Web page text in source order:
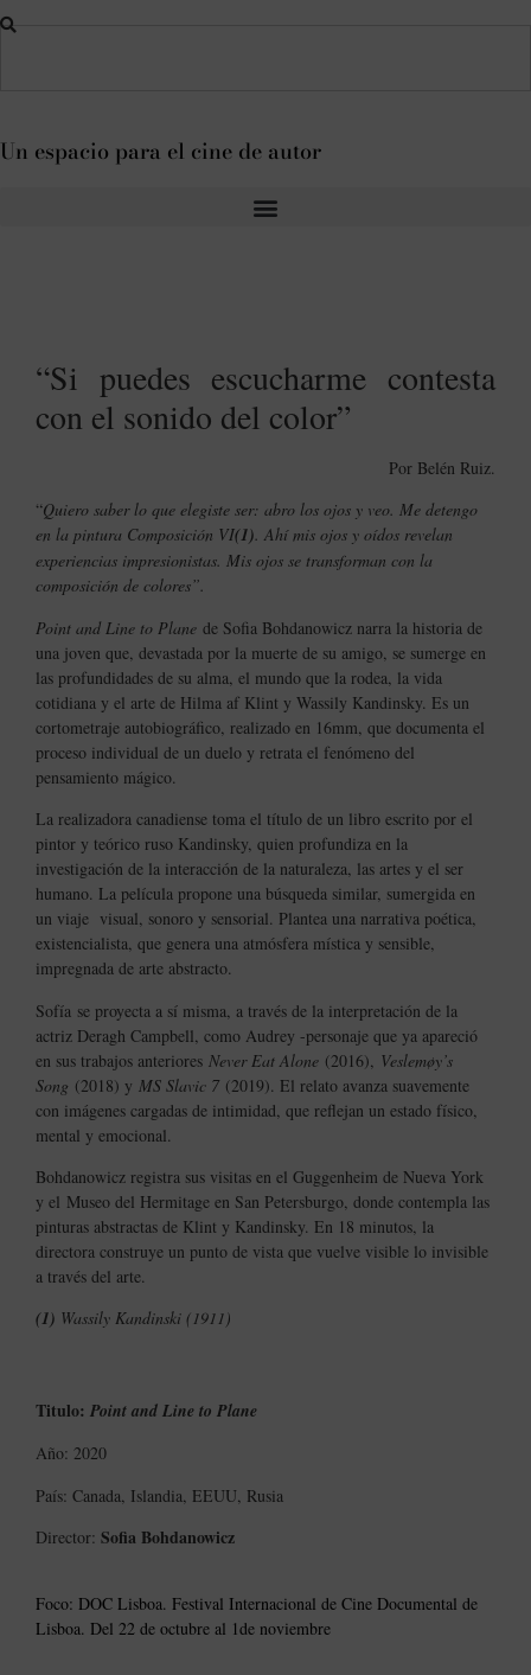
Un espacio para el cine de autor
“Si puedes escucharme contesta
con el sonido del color”
Por Belén Ruiz.
“Quiero saber lo que elegiste ser: abro los ojos y veo. Me detengo
en la pintura Composición VI(1). Ahí mis ojos y oídos revelan
experiencias impresionistas. Mis ojos se transforman con la
composición de colores”.
Point and Line to Plane de Sofia Bohdanowicz narra la historia de
una joven que, devastada por la muerte de su amigo, se sumerge en
las profundidades de su alma, el mundo que la rodea, la vida
cotidiana y el arte de Hilma af Klint y Wassily Kandinsky. Es un
cortometraje autobiográfico, realizado en 16mm, que documenta el
proceso individual de un duelo y retrata el fenómeno del
pensamiento mágico.
La realizadora canadiense toma el título de un libro escrito por el
pintor y teórico ruso Kandinsky, quien profundiza en la
investigación de la interacción de la naturaleza, las artes y el ser
humano. La película propone una búsqueda similar, sumergida en
un viaje visual, sonoro y sensorial. Plantea una narrativa poética,
existencialista, que genera una atmósfera mística y sensible,
impregnada de arte abstracto.
Sofía se proyecta a sí misma, a través de la interpretación de la
actriz Deragh Campbell, como Audrey -personaje que ya apareció
en sus trabajos anteriores Never Eat Alone (2016), Veslemøy’s
Song (2018) y MS Slavic 7 (2019). El relato avanza suavemente
con imágenes cargadas de intimidad, que reflejan un estado físico,
mental y emocional.
Bohdanowicz registra sus visitas en el Guggenheim de Nueva York
y el Museo del Hermitage en San Petersburgo, donde contempla las
pinturas abstractas de Klint y Kandinsky. En 18 minutos, la
directora construye un punto de vista que vuelve visible lo invisible
a través del arte.
(1) Wassily Kandinski (1911)
Titulo: Point and Line to Plane
Año: 2020
País: Canada, Islandia, EEUU, Rusia
Director: Sofia Bohdanowicz
Foco: DOC Lisboa. Festival Internacional de Cine Documental de
Lisboa. Del 22 de octubre al 1de noviembre